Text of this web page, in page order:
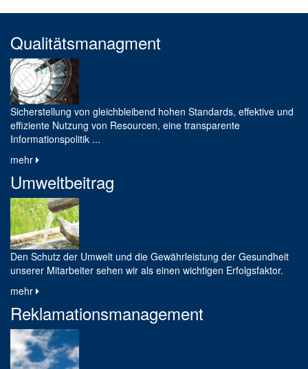
Qualitätsmanagment
Sicherstellung von gleichbleibend hohen Standards, effektive und
effiziente Nutzung von Resourcen, eine transparente
Informations­politik ...
mehr
Umweltbeitrag
Den Schutz der Umwelt und die Gewährleistung der Gesundheit
unserer Mitarbeiter sehen wir als einen wichtigen Erfolgsfaktor.
mehr
Reklamationsmanagement